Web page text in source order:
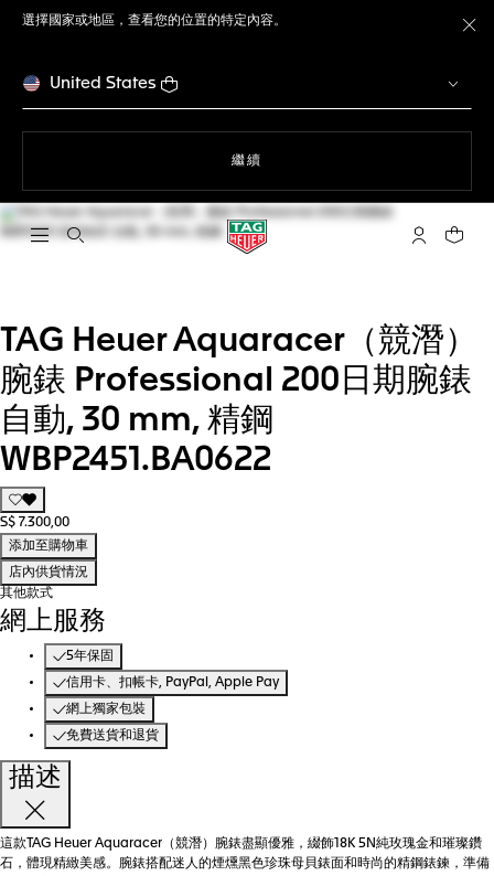
選擇國家或地區，查看您的位置的特定內容。
United States
繼續
開啟搜尋 「我的TAG
您的
TAG Heuer Aquaracer（競潛）
腕錶 Professional 200日期腕錶
自動, 30 mm, 精鋼
WBP2451.BA0622
S$ 7.300,00
添加至購物車
店內供貨情況
其他款式
網上服務
5年保固
信用卡、扣帳卡, PayPal, Apple Pay
網上獨家包裝
免費送貨和退貨
描述
這款TAG Heuer Aquaracer（競潛）腕錶盡顯優雅，綴飾18K 5N純玫瑰金和璀璨鑽
石，體現精緻美感。腕錶搭配迷人的煙燻黑色珍珠母貝錶面和時尚的精鋼錶鍊，準備